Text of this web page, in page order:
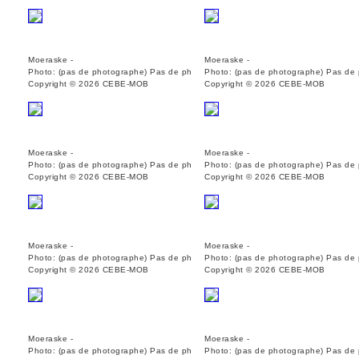
Moeraske -
Photo: (pas de photographe) Pas de ph
Copyright © 2026 CEBE-MOB
Moeraske -
Photo: (pas de photographe) Pas de
Copyright © 2026 CEBE-MOB
Moeraske -
Photo: (pas de photographe) Pas de ph
Copyright © 2026 CEBE-MOB
Moeraske -
Photo: (pas de photographe) Pas de
Copyright © 2026 CEBE-MOB
Moeraske -
Photo: (pas de photographe) Pas de ph
Copyright © 2026 CEBE-MOB
Moeraske -
Photo: (pas de photographe) Pas de
Copyright © 2026 CEBE-MOB
Moeraske -
Photo: (pas de photographe) Pas de ph
Moeraske -
Photo: (pas de photographe) Pas de